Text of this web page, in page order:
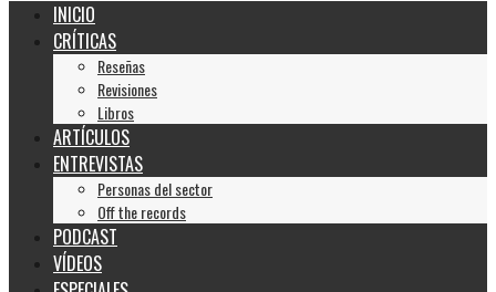
INICIO
CRÍTICAS
Reseñas
Revisiones
Libros
ARTÍCULOS
ENTREVISTAS
Personas del sector
Off the records
PODCAST
VÍDEOS